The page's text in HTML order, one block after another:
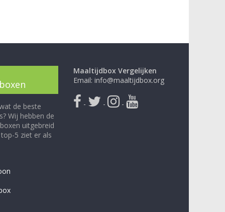
de beste
Wij hebben de
uitgebreid
5 ziet er als
Maaltijdbox Vergelijken
Email: info@maaltijdbox.org
- - -